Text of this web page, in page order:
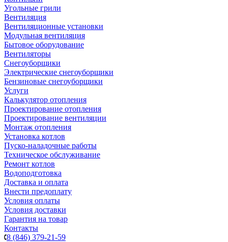
Угольные грили
Вентиляция
Вентиляционные установки
Модульная вентиляция
Бытовое оборудование
Вентиляторы
Снегоуборщики
Электрические снегоуборщики
Бензиновые снегоуборщики
Услуги
Калькулятор отопления
Проектирование отопления
Проектирование вентиляции
Монтаж отопления
Установка котлов
Пуско-наладочные работы
Техническое обслуживание
Ремонт котлов
Водоподготовка
Доставка и оплата
Внести предоплату
Условия оплаты
Условия доставки
Гарантия на товар
Контакты
8 (846) 379-21-59